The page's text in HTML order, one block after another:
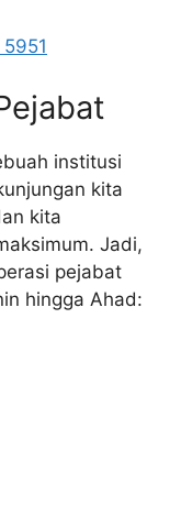
institusi
kita
kita
Jadi,
pejabat
hingga Ahad: